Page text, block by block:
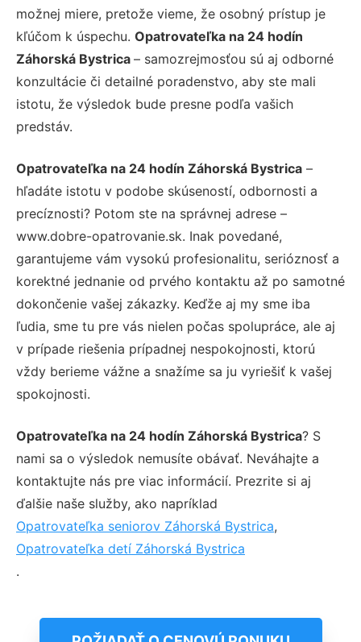
možnej miere, pretože vieme, že osobný prístup je
kľúčom k úspechu. Opatrovateľka na 24 hodín
Záhorská Bystrica – samozrejmosťou sú aj odborné
konzultácie či detailné poradenstvo, aby ste mali
istotu, že výsledok bude presne podľa vašich
predstáv.
Opatrovateľka na 24 hodín Záhorská Bystrica –
hľadáte istotu v podobe skúseností, odbornosti a
precíznosti? Potom ste na správnej adrese –
www.dobre-opatrovanie.sk. Inak povedané,
garantujeme vám vysokú profesionalitu, serióznosť a
korektné jednanie od prvého kontaktu až po samotné
dokončenie vašej zákazky. Keďže aj my sme iba
ľudia, sme tu pre vás nielen počas spolupráce, ale aj
v prípade riešenia prípadnej nespokojnosti, ktorú
vždy berieme vážne a snažíme sa ju vyriešiť k vašej
spokojnosti.
Opatrovateľka na 24 hodín Záhorská Bystrica? S
nami sa o výsledok nemusíte obávať. Neváhajte a
kontaktujte nás pre viac informácií. Prezrite si aj
ďalšie naše služby, ako napríklad
Opatrovateľka seniorov Záhorská Bystrica,
Opatrovateľka detí Záhorská Bystrica
.